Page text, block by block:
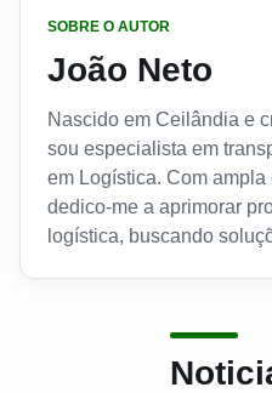
SOBRE O AUTOR
João Neto
Nascido em Ceilândia e
sou especialista em
em Logística. Com ampla
dedico-me a aprimorar
logística, buscando